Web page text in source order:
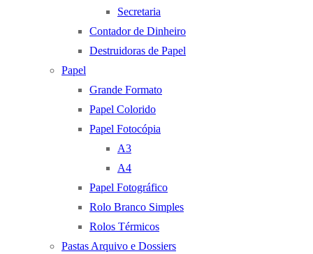
Secretaria
Contador de Dinheiro
Destruidoras de Papel
Papel
Grande Formato
Papel Colorido
Papel Fotocópia
A3
A4
Papel Fotográfico
Rolo Branco Simples
Rolos Térmicos
Pastas Arquivo e Dossiers